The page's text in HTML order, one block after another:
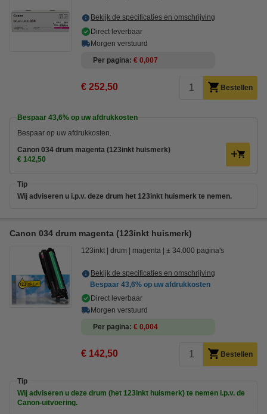
Bekijk de specificaties en omschrijving
Direct leverbaar
Morgen verstuurd
Per pagina € 0,007
€ 252,50 Bestellen
Bespaar 43,6% op uw afdrukkosten
Bespaar op uw afdrukkosten.
Canon 034 drum magenta (123inkt huismerk)
€ 142,50
Tip
Wij adviseren u i.p.v. deze drum het 123inkt huismerk te nemen.
Canon 034 drum magenta (123inkt huismerk)
123inkt drum magenta ± 34.000 pagina's
Bekijk de specificaties en omschrijving
Bespaar 43,6% op uw afdrukkosten
Direct leverbaar
Morgen verstuurd
Per pagina € 0,004
€ 142,50 Bestellen
Tip
Wij adviseren u deze drum (het 123inkt huismerk) te nemen i.p.v. de
Canon-uitvoering.